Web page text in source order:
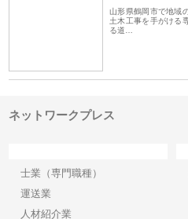
山形県鶴岡市で地域
土木工事を手がける
る道…
ネットワークプレス
士業（専門職種）
運送業
人材紹介業